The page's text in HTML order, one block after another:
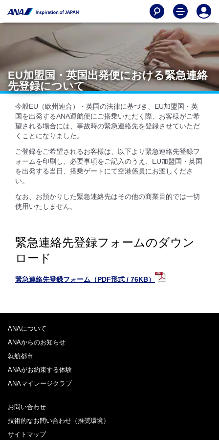
EU加盟国・英国出発便における緊急連絡
先登録について
今般EU（欧州連合）・英国の法律に基づき、EU加盟国・英
国を出発するANA運航便にご搭乗いただく際、お客様がご希
望される場合には、事故時の緊急連絡先を登録させていただ
くことになりました。
ご登録をご希望されるお客様は、以下より緊急連絡先登録フ
ォームを印刷し、必要事項をご記入のうえ、EU加盟国・英国
を出発する当日、搭乗ゲートにて空港係員にお渡しくださ
い。
なお、お預かりした緊急連絡先はその他の商業目的では一切
使用いたしません。
緊急連絡先登録フォームのダウン
ロード
緊急連絡先登録フォーム（PDF形式 / 76KB）
ANAについて
ANAからのお知らせ
就航都市
ANAがお約束する体験
ANAマイレージクラブ
お問い合わせ
技術的なお問い合わせ（推奨環境）
サイトマップ